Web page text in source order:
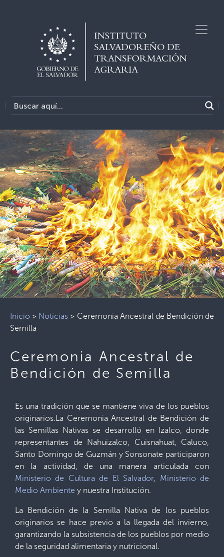
Inicio > Noticias > Ceremonia Ancestral de Bendición de
Semilla
Ceremonia Ancestral de
Bendición de Semilla
Es una tradición que se mantiene viva de los pueblos
originarios.La Ceremonia Ancestral de Bendición de
las Semillas Nativas se desarrolló en Izalco, donde
representantes de Nahuizalco, Cuisnahuat, Caluco,
Santo Domingo de Guzmán y Sonsonate participaron
en la actividad, de una manera articulada con
Ministerio de Cultura de El Salvador, Ministerio de
Medio Ambiente y nuestra Institución.
La Bendición de la Semilla Nativa de los pueblos
originarios se hace previo a la llegada del invierno,
garantizando la subsistencia de los pueblos por medio
de la seguridad alimentaria y nutricional.